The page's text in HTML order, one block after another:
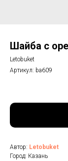
Шайба с
Letobuket
Артикул: ba609
Автор: Letobuket
Город: Казань